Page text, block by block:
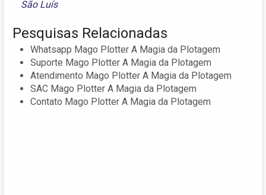
São Luís
Pesquisas Relacionadas
Whatsapp Mago Plotter A Magia da Plotagem
Suporte Mago Plotter A Magia da Plotagem
Atendimento Mago Plotter A Magia da Plotagem
SAC Mago Plotter A Magia da Plotagem
Contato Mago Plotter A Magia da Plotagem